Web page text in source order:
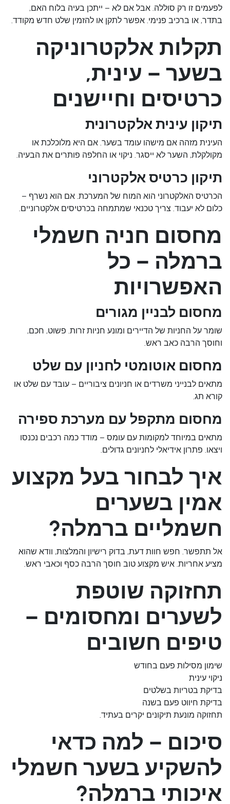
לפעמים זו רק סוללה. אבל אם לא – ייתכן בעיה בלוח האם,
בתדר, או ברכיב פנימי. אפשר לתקן או להזמין שלט חדש מקודד.
תקלות אלקטרוניקה
בשער – עינית,
כרטיסים וחיישנים
תיקון עינית אלקטרונית
העינית מזהה אם מישהו עומד בשער. אם היא מלוכלכת או
מקולקלת, השער לא ייסגר. ניקוי או החלפה פותרים את הבעיה.
תיקון כרטיס אלקטרוני
הכרטיס האלקטרוני הוא המוח של המערכת. אם הוא נשרף –
כלום לא יעבוד. צריך טכנאי שמתמחה בכרטיסים אלקטרוניים.
מחסום חניה חשמלי
ברמלה – כל
האפשרויות
מחסום לבניין מגורים
שומר על החניות של הדיירים ומונע חניות זרות. פשוט, חכם,
וחוסך הרבה כאב ראש.
מחסום אוטומטי לחניון עם שלט
מתאים לבנייני משרדים או חניונים ציבוריים – עובד עם שלט או
קורא תג.
מחסום מתקפל עם מערכת ספירה
מתאים במיוחד למקומות עם עומס – מודד כמה רכבים נכנסו
ויצאו. פתרון אידיאלי לחניונים גדולים.
איך לבחור בעל מקצוע
אמין בשערים
חשמליים ברמלה?
אל תתפשר. חפש חוות דעת, בדוק רישיון והמלצות, וודא שהוא
מציע אחריות. איש מקצוע טוב חוסך הרבה כסף וכאבי ראש.
תחזוקה שוטפת
לשערים ומחסומים –
טיפים חשובים
שימון מסילות פעם בחודש
ניקוי עינית
בדיקת בטריות בשלטים
בדיקת חיווט פעם בשנה
תחזוקה מונעת תיקונים יקרים בעתיד.
סיכום – למה כדאי
להשקיע בשער חשמלי
איכותי ברמלה?